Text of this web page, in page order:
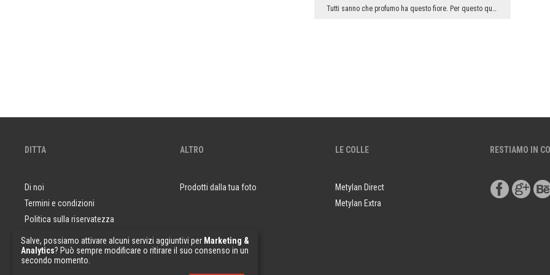
Tutti sanno che profumo ha questo fiore. Per questo quando lo guardiamo subito possiamo sentire l...
DITTA
Di noi
Termini e condizioni
Politica sulla riservatezza
Domande e risposte
Campioni di carta da parati
ALTRO
Prodotti dalla tua foto
LE COLLE
Metylan Direct
Metylan Extra
RESTIAMO IN
Salve, possiamo attivare alcuni servizi aggiuntivi per Marketing &
Analytics? Può sempre modificare o ritirare il suo consenso in un
secondo momento.